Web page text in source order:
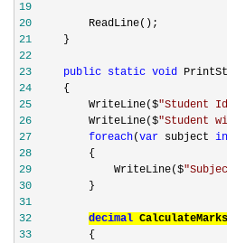
19
20
21
22
23
public static void
24
25
         WriteLine($
"Student
26
         WriteLine($
"Student
27
foreach(var subject in
28
29
             WriteLine($
"
30
31
32
decimal
33